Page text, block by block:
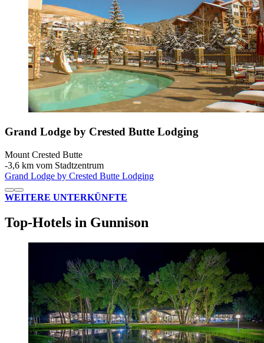
Grand Lodge by Crested Butte Lodging
Mount Crested Butte
‐3,6 km vom Stadtzentrum
Grand Lodge by Crested Butte Lodging
WEITERE UNTERKÜNFTE
Top-Hotels in Gunnison